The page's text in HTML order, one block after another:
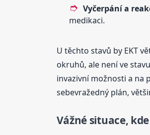
Vyčerpání a
medikaci.
U těchto stavů by EKT
okruhů, ale není ve
invazivní možnosti a na
sebevražedný plán,
Vážné situace,